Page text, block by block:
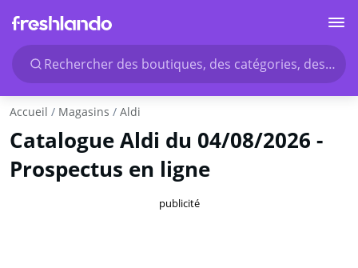
Rechercher des boutiques, des catégories, des
Accueil Magasins Aldi
Catalogue Aldi du 04/08/2026 -
Prospectus en ligne
publicité